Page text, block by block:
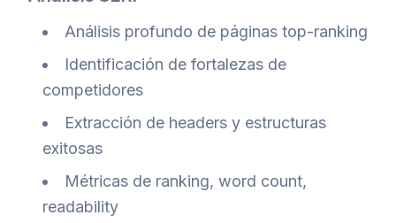
Análisis profundo de páginas top-ranking
Identificación de fortalezas de
competidores
Extracción de headers y estructuras
exitosas
Métricas de ranking, word count,
readability